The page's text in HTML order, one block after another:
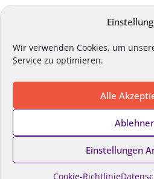
Wir verwenden Cookies, um
Service zu optimieren.
Alle
Einstellungen
Cookie-Richtlinie
Impressum Datenschutz
Lebenshilfe
vorbehalten.